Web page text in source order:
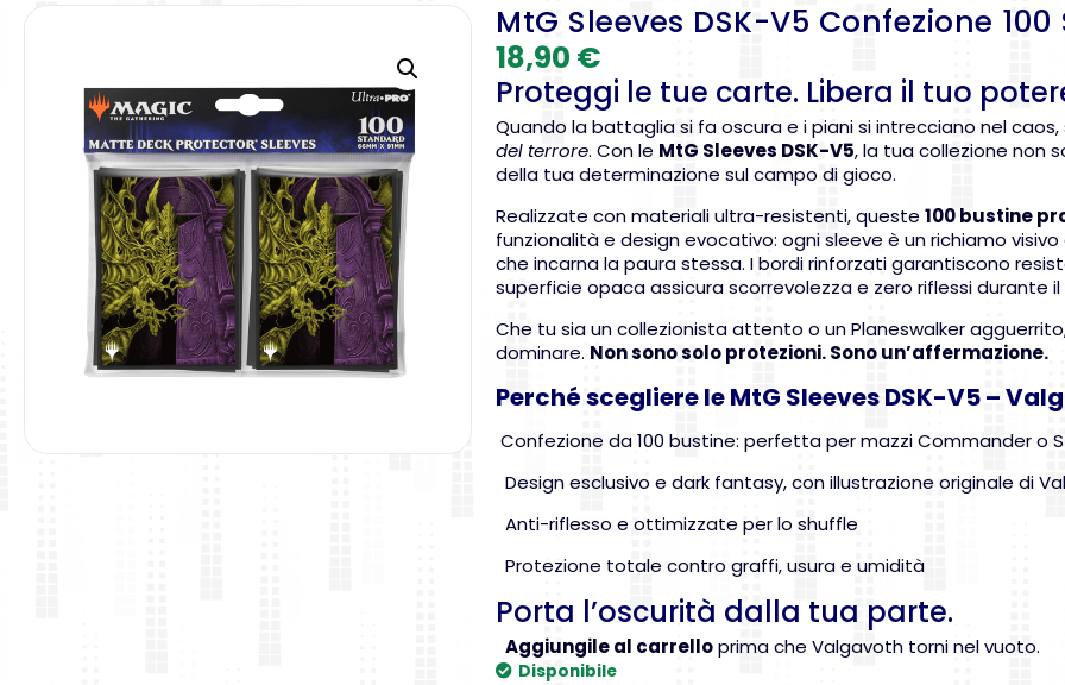
MtG Sleeves DSK-V5 Confezione
18,90 €
Proteggi le tue carte. Libera il tuo
Quando la battaglia si fa oscura e i piani si intrecciano nel
del terrore. Con le MtG Sleeves DSK-V5, la tua collezione non
della tua determinazione sul campo di gioco.
Realizzate con materiali ultra-resistenti, queste100 bustine
funzionalità e design evocativo: ogni sleeve è un richiamo
che incarna la paura stessa. I bordi rinforzati garantiscono
superficie opaca assicura scorrevolezza e zero riflessi durante
Che tu sia un collezionista attento o un Planeswalker
dominare. Non sono solo protezioni. Sono un’affermazione.
Perché scegliere le MtG Sleeves DSK-V5 –
Confezione da 100 bustine: perfetta per mazzi Commander o
Design esclusivo e dark fantasy, con illustrazione originale di
Anti-riflesso e ottimizzate per lo shuffle
Protezione totale contro graffi, usura e umidità
Porta l’oscurità dalla tua parte.
Aggiungile al carrelloprima che Valgavoth torni nel vuoto.
Disponibile